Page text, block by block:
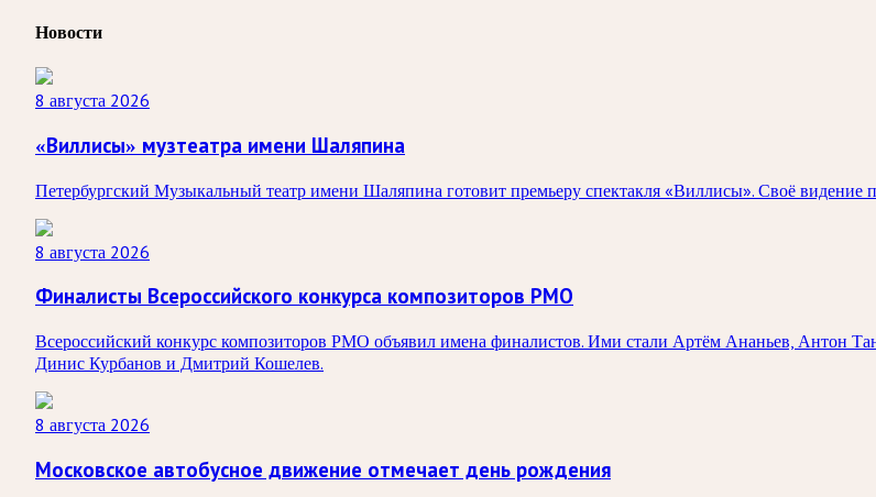
Новости
8 августа 2026
«Виллисы» музтеатра имени Шаляпина
Петербургский Музыкальный театр имени Шаляпина готовит премьеру спектакля «Виллисы». Своё видение
8 августа 2026
Финалисты Всероссийского конкурса композиторов РМО
Всероссийский конкурс композиторов РМО объявил имена финалистов. Ими стали Артём Ананьев, Антон
Динис Курбанов и Дмитрий Кошелев.
8 августа 2026
Московское автобусное движение отмечает день рождения